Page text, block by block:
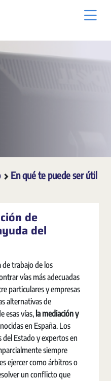
En qué te puede ser útil
de
del
de trabajo de los
vías más adecuadas
particulares y empresas
alternativas de
esas vías, la mediación y
en España. Los
Estado y expertos en
siempre
ejercer como árbitros o
un conflicto que